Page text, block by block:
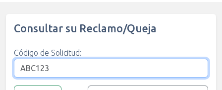
Consultar su Reclamo/Queja
Código de Solicitud: